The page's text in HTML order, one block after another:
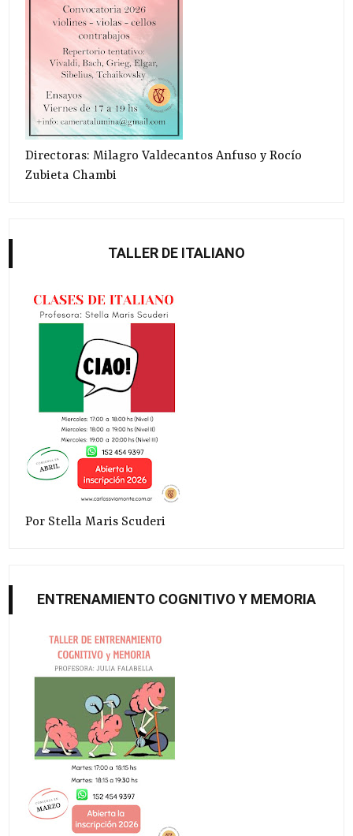
Directoras: Milagro Valdecantos Anfuso y Rocío
Zubieta Chambi
TALLER DE ITALIANO
Por Stella Maris Scuderi
ENTRENAMIENTO COGNITIVO Y MEMORIA